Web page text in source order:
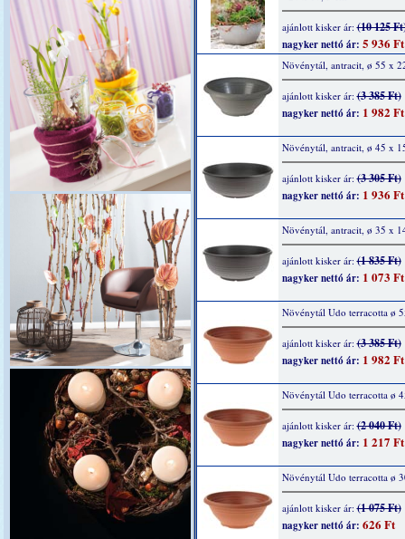
ajánlott kisker ár:(10 125
nagyker nettó ár: 5 936 Ft
Növénytál, antracit, ø 55 x
ajánlott kisker ár:(3 385 Ft)
nagyker nettó ár: 1 982 Ft
Növénytál, antracit, ø 45 x
ajánlott kisker ár:(3 305 Ft)
nagyker nettó ár: 1 936 Ft
Növénytál, antracit, ø 35 x
ajánlott kisker ár:(1 835 Ft)
nagyker nettó ár: 1 073 Ft
Növénytál Udo terracotta ø
ajánlott kisker ár:(3 385 Ft)
nagyker nettó ár: 1 982 Ft
Növénytál Udo terracotta ø
ajánlott kisker ár:(2 040 Ft)
nagyker nettó ár: 1 217 Ft
Növénytál Udo terracotta ø
ajánlott kisker ár:(1 075 Ft)
nagyker nettó ár: 626 Ft